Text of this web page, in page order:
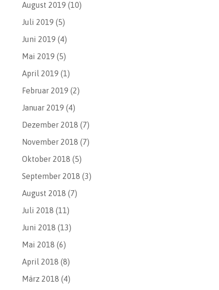
August 2019 (10)
Juli 2019 (5)
Juni 2019 (4)
Mai 2019 (5)
April 2019 (1)
Februar 2019 (2)
Januar 2019 (4)
Dezember 2018 (7)
November 2018 (7)
Oktober 2018 (5)
September 2018 (3)
August 2018 (7)
Juli 2018 (11)
Juni 2018 (13)
Mai 2018 (6)
April 2018 (8)
März 2018 (4)